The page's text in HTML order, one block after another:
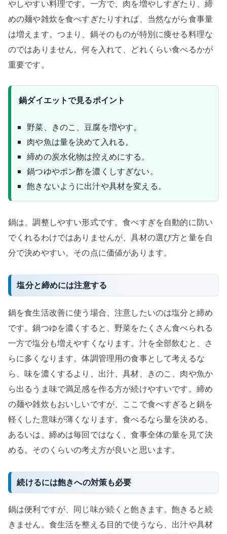
やしやすい料理です。一方で、肉を増やしすぎたり、締
めの麺や雑炊を食べすぎたりすれば、当然ながら食事量
は増えます。つまり、鍋そのものが特別に痩せる料理な
のではありません。何を入れて、どれくらい食べるかが
重要です。
鍋ダイエットで見るポイント
野菜、きのこ、豆腐を増やす。
肉や魚は量を決めて入れる。
締めの炭水化物は控えめにする。
鍋つゆやポン酢を濃くしすぎない。
飽きないように出汁や具材を変える。
鍋は、調整しやすい形式です。食べすぎを自動的に防い
でくれるわけではありませんが、具材の選び方と量を自
分で決めやすい。その点に価値があります。
塩分と締めには注意する
鍋を食生活改善に使う場合、注意したいのは塩分と締め
です。鍋つゆを濃くすると、野菜をたくさん食べられる
一方で塩分も増えやすくなります。汁を全部飲むと、さ
らに多くなります。体調管理用の食事として考えるな
ら、味を濃くするより、出汁、具材、きのこ、肉や魚か
ら出るうま味で満足感を作る方が続けやすいです。締め
の麺や雑炊もおいしいですが、ここで食べすぎると鍋を
軽くした意味が薄くなります。食べるなら量を決める。
あるいは、締めは毎回ではなく、食事全体の量を見て決
める。そのくらいの考え方が良いと思います。
続けるには飽きへの対策も必要
鍋は便利ですが、同じ味が続くと飽きます。飽きると続
きません。食生活を整える目的で使うなら、出汁や具材